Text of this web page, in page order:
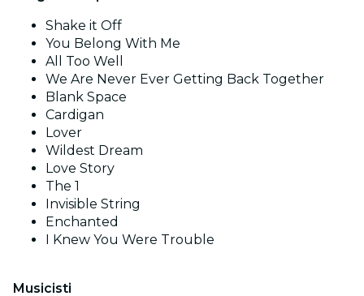
Shake it Off
You Belong With Me
All Too Well
We Are Never Ever Getting Back Together
Blank Space
Cardigan
Lover
Wildest Dream
Love Story
The 1
Invisible String
Enchanted
I Knew You Were Trouble
Musicisti